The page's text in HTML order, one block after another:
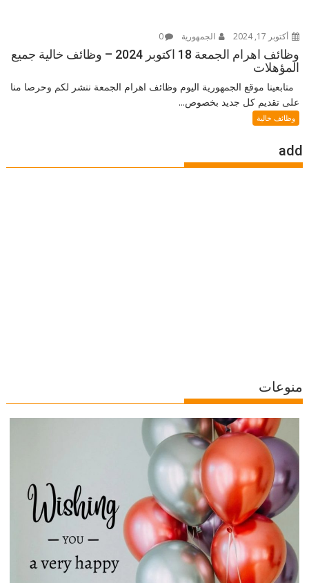
أكتوبر 17, 2024 الجمهورية 0
وظائف اهرام الجمعة 18 اكتوبر 2024 – وظائف خالية جميع
المؤهلات
متابعينا موقع الجمهورية اليوم وظائف اهرام الجمعة ننشر لكم وحرصا منا
على تقديم كل جديد بخصوص...
وظائف خالية
add
منوعات